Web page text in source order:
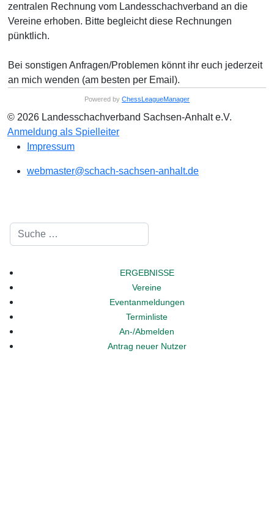
zentralen Rechnung vom Landesschachverband an die
Vereine erhoben. Bitte begleicht diese Rechnungen
pünktlich.
Bei sonstigen Anfragen/Problemen könnt ihr euch jederzeit
an mich wenden (am besten per Email).
Powered by ChessLeagueManager
© 2026 Landesschachverband Sachsen-Anhalt e.V.
Anmeldung als Spielleiter
Impressum
webmaster@schach-sachsen-anhalt.de
ERGEBNISSE
Vereine
Eventanmeldungen
Terminliste
An-/Abmelden
Antrag neuer Nutzer